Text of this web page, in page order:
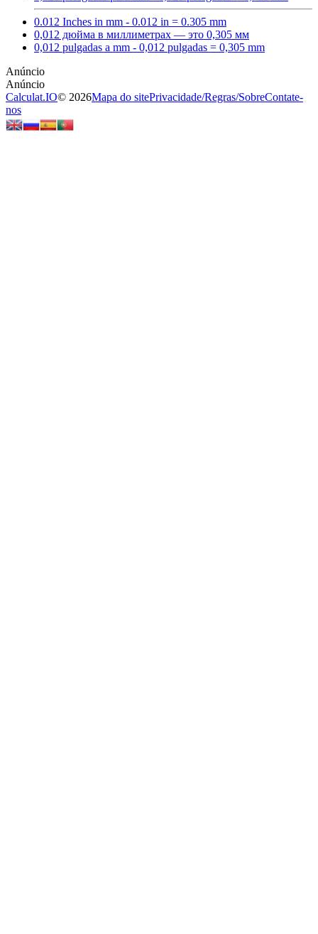
0.012 Inches in mm - 0.012 in = 0.305 mm
0,012 дюйма в миллиметрах — это 0,305 мм
0,012 pulgadas a mm - 0,012 pulgadas = 0,305 mm
Calculat.IO© 2026Mapa do sitePrivacidade/Regras/SobreContate-
nos